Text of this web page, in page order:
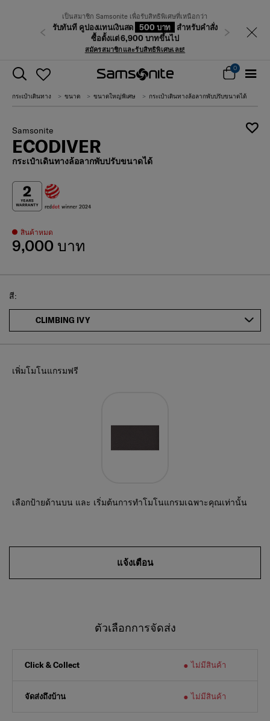
เป็นสมาชิก Samsonite เพื่อรับสิทธิพิเศษที่เหนือกว่า
รับทันที คูปองแทนเงินสด 500 บาท
สำหรับคำสั่ง
ซื้อตั้งแต่ 6,900 บาทขึ้นไป
สมัครสมาชิกและรับสิทธิพิเศษเลย!
ก่อนหน้า ถัดไป
0
กระเป๋าเดินทาง ขนาด ขนาดใหญ่พิเศษ กระเป๋าเดินทางล้อลากพับปรับขนาดได้
Samsonite
ECODIVER
กระเป๋าเดินทางล้อลากพับปรับขนาดได้
สินค้าหมด
9,000 บาท
Select
สี:
CLIMBING IVY
เพิ่มโมโนแกรมฟรี
เลือกป้ายด้านบน และ เริ่มต้นการทำโมโนแกรมเฉพาะคุณเท่านั้น
แจ้งเตือน
ตัวเลือกการจัดส่ง
Click & Collect ไม่มีสินค้า
จัดส่งถึงบ้าน ไม่มีสินค้า